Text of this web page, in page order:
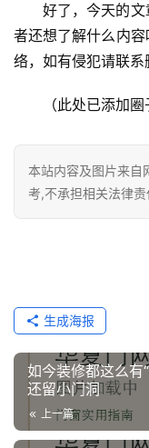
好了，今天的
者还想了解什么内
络，如有侵犯请联系
（此处已添加
本站内容及图片来自
考,不承担相关法律
生成海报
如今装修都这么有
还留小门洞
上一篇